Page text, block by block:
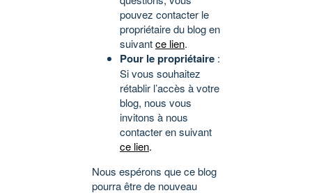
pouvez contacter le
propriétaire du blog en
suivantce lien.
Pour le propriétaire :
Si vous souhaitez
rétablir l’accès à votre
blog, nous vous
invitons à nous
contacter en suivant
ce lien.
Nous espérons que ce blog
pourra être de nouveau